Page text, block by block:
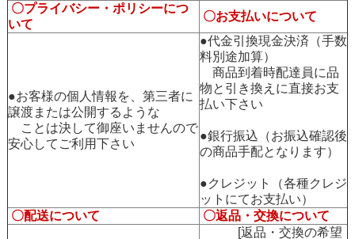
〇プライバシー・ポリシーにつ
いて
〇お支払いについて
●お客様の個人情報を、第三者に
譲渡または公開するような
ことは決して御座いませんので
安心してご利用下さい
●代金引換現金決済（手数
料別途加算）
商品到着時配達員に品
物と引き換えに直接お支
払い下さい
●銀行振込（お振込確認後
の商品手配となります）
●クレジット（各種クレジ
ットにてお支払い）
〇配送について
〇返品・交換について
[返品・交換の希望